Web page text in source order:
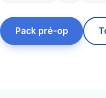
Pack pré-op